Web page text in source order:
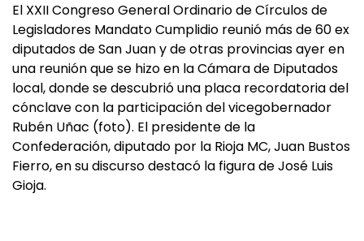
El XXII Congreso General Ordinario de Círculos de
Legisladores Mandato Cumplidio reunió más de 60 ex
diputados de San Juan y de otras provincias ayer en
una reunión que se hizo en la Cámara de Diputados
local, donde se descubrió una placa recordatoria del
cónclave con la participación del vicegobernador
Rubén Uñac (foto). El presidente de la
Confederación, diputado por la Rioja MC, Juan Bustos
Fierro, en su discurso destacó la figura de José Luis
Gioja.